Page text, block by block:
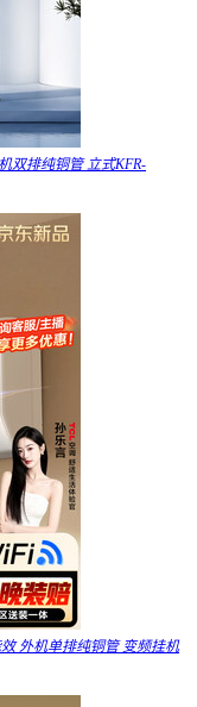
双排纯铜管 立式KFR-
外机单排纯铜管 变频挂机